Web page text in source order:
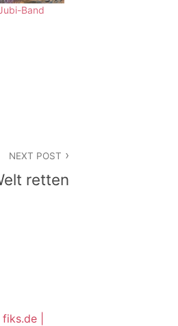
Band
NEXT POST
retten
|